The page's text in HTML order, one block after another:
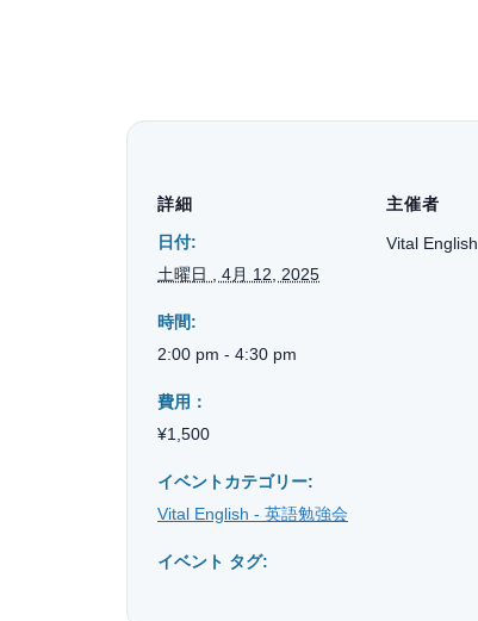
詳細
日付:
土曜日 , 4月 12, 2025
時間:
2:00 pm - 4:30 pm
費用：
¥1,500
イベントカテゴリー:
Vital English - 英語勉強会
イベント タグ:
主催者
Vital English